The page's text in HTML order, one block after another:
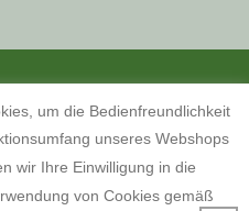
ANFAHRTSBESCHREIBUNG
IMPRESSUM
um die Bedienfreundlichkeit
unseres Webshops
wir Ihre Einwilligung in die
von Cookies gemäß